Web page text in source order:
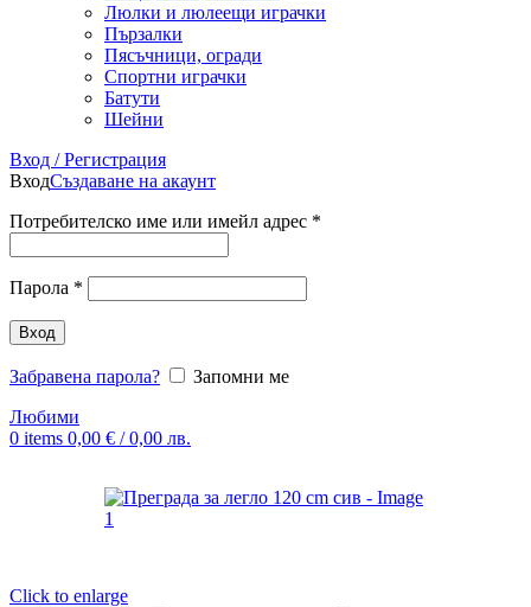
Люлки и люлеещи играчки
Пързалки
Пясъчници, огради
Спортни играчки
Батути
Шейни
Вход / Регистрация
ВходСъздаване на акаунт
Потребителско име или имейл адрес *
Парола *
Вход
Забравена парола?
Запомни ме
Любими
0 items 0,00 € / 0,00 лв.
Click to enlarge